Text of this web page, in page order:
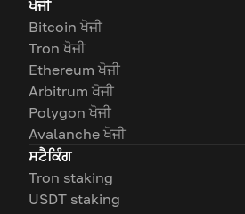
ਖੋਜੀ
Bitcoin ਖੋਜੀ
Tron ਖੋਜੀ
Ethereum ਖੋਜੀ
Arbitrum ਖੋਜੀ
Polygon ਖੋਜੀ
Avalanche ਖੋਜੀ
ਸਟੈਕਿੰਗ
Tron staking
USDT staking